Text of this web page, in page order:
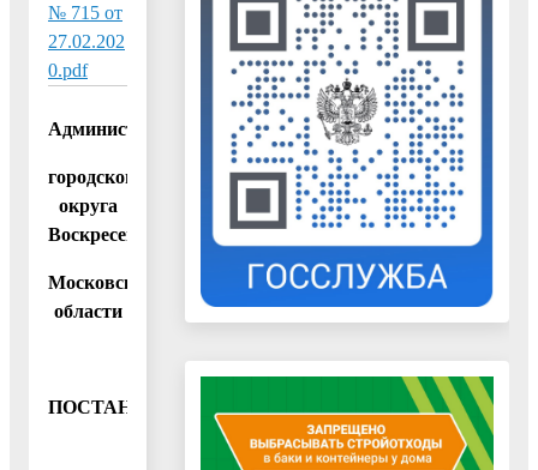
№ 715 от
27.02.202
0.pdf
Администрация
городского
округа
Воскресенск
Московской
области
ПОСТАНОВЛЕНИЕ